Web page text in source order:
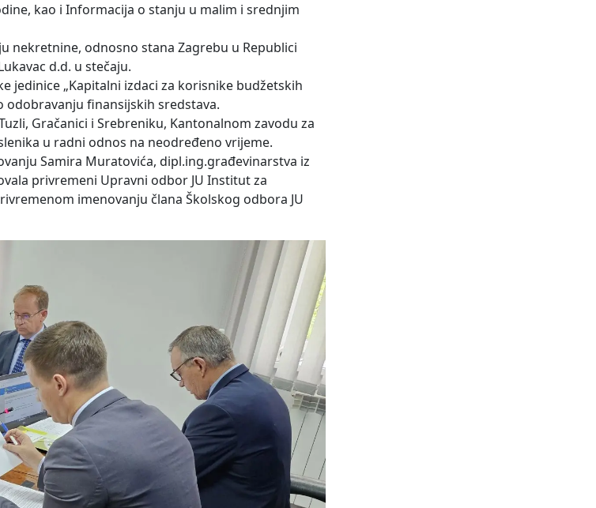
kao i Informacija o stanju u malim i srednjim
nekretnine, odnosno stana Zagrebu u Republici
d.d. u stečaju.
jedinice „Kapitalni izdaci za korisnike budžetskih
odobravanju finansijskih sredstava.
Gračanici i Srebreniku, Kantonalnom zavodu za
u radni odnos na neodređeno vrijeme.
Samira Muratovića, dipl.ing.građevinarstva iz
privremeni Upravni odbor JU Institut za
imenovanju člana Školskog odbora JU